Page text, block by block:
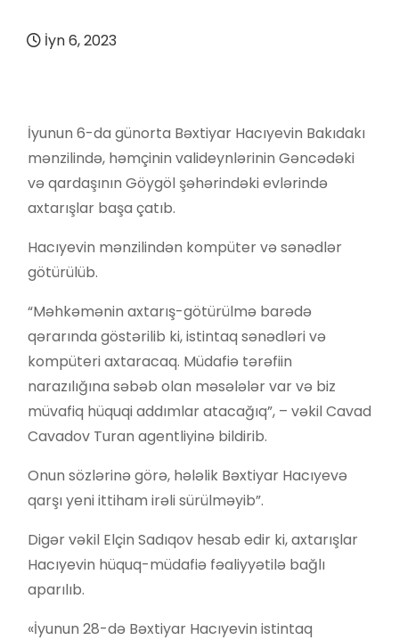
İyn 6, 2023
İyunun 6-da günorta Bəxtiyar Hacıyevin Bakıdakı
mənzilində, həmçinin valideynlərinin Gəncədəki
və qardaşının Göygöl şəhərindəki evlərində
axtarışlar başa çatıb.
Hacıyevin mənzilindən kompüter və sənədlər
götürülüb.
“Məhkəmənin axtarış-götürülmə barədə
qərarında göstərilib ki, istintaq sənədləri və
kompüteri axtaracaq. Müdafiə tərəfiin
narazılığına səbəb olan məsələlər var və biz
müvafiq hüquqi addımlar atacağıq”, – vəkil Cavad
Cavadov Turan agentliyinə bildirib.
Onun sözlərinə görə, hələlik Bəxtiyar Hacıyevə
qarşı yeni ittiham irəli sürülməyib”.
Digər vəkil Elçin Sadıqov hesab edir ki, axtarışlar
Hacıyevin hüquq-müdafiə fəaliyyətilə bağlı
aparılıb.
«İyunun 28-də Bəxtiyar Hacıyevin istintaq